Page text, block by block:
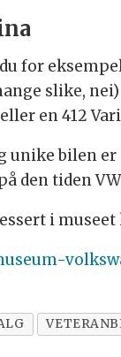
for
slike,
en 412
unike bilen er
den tiden
i